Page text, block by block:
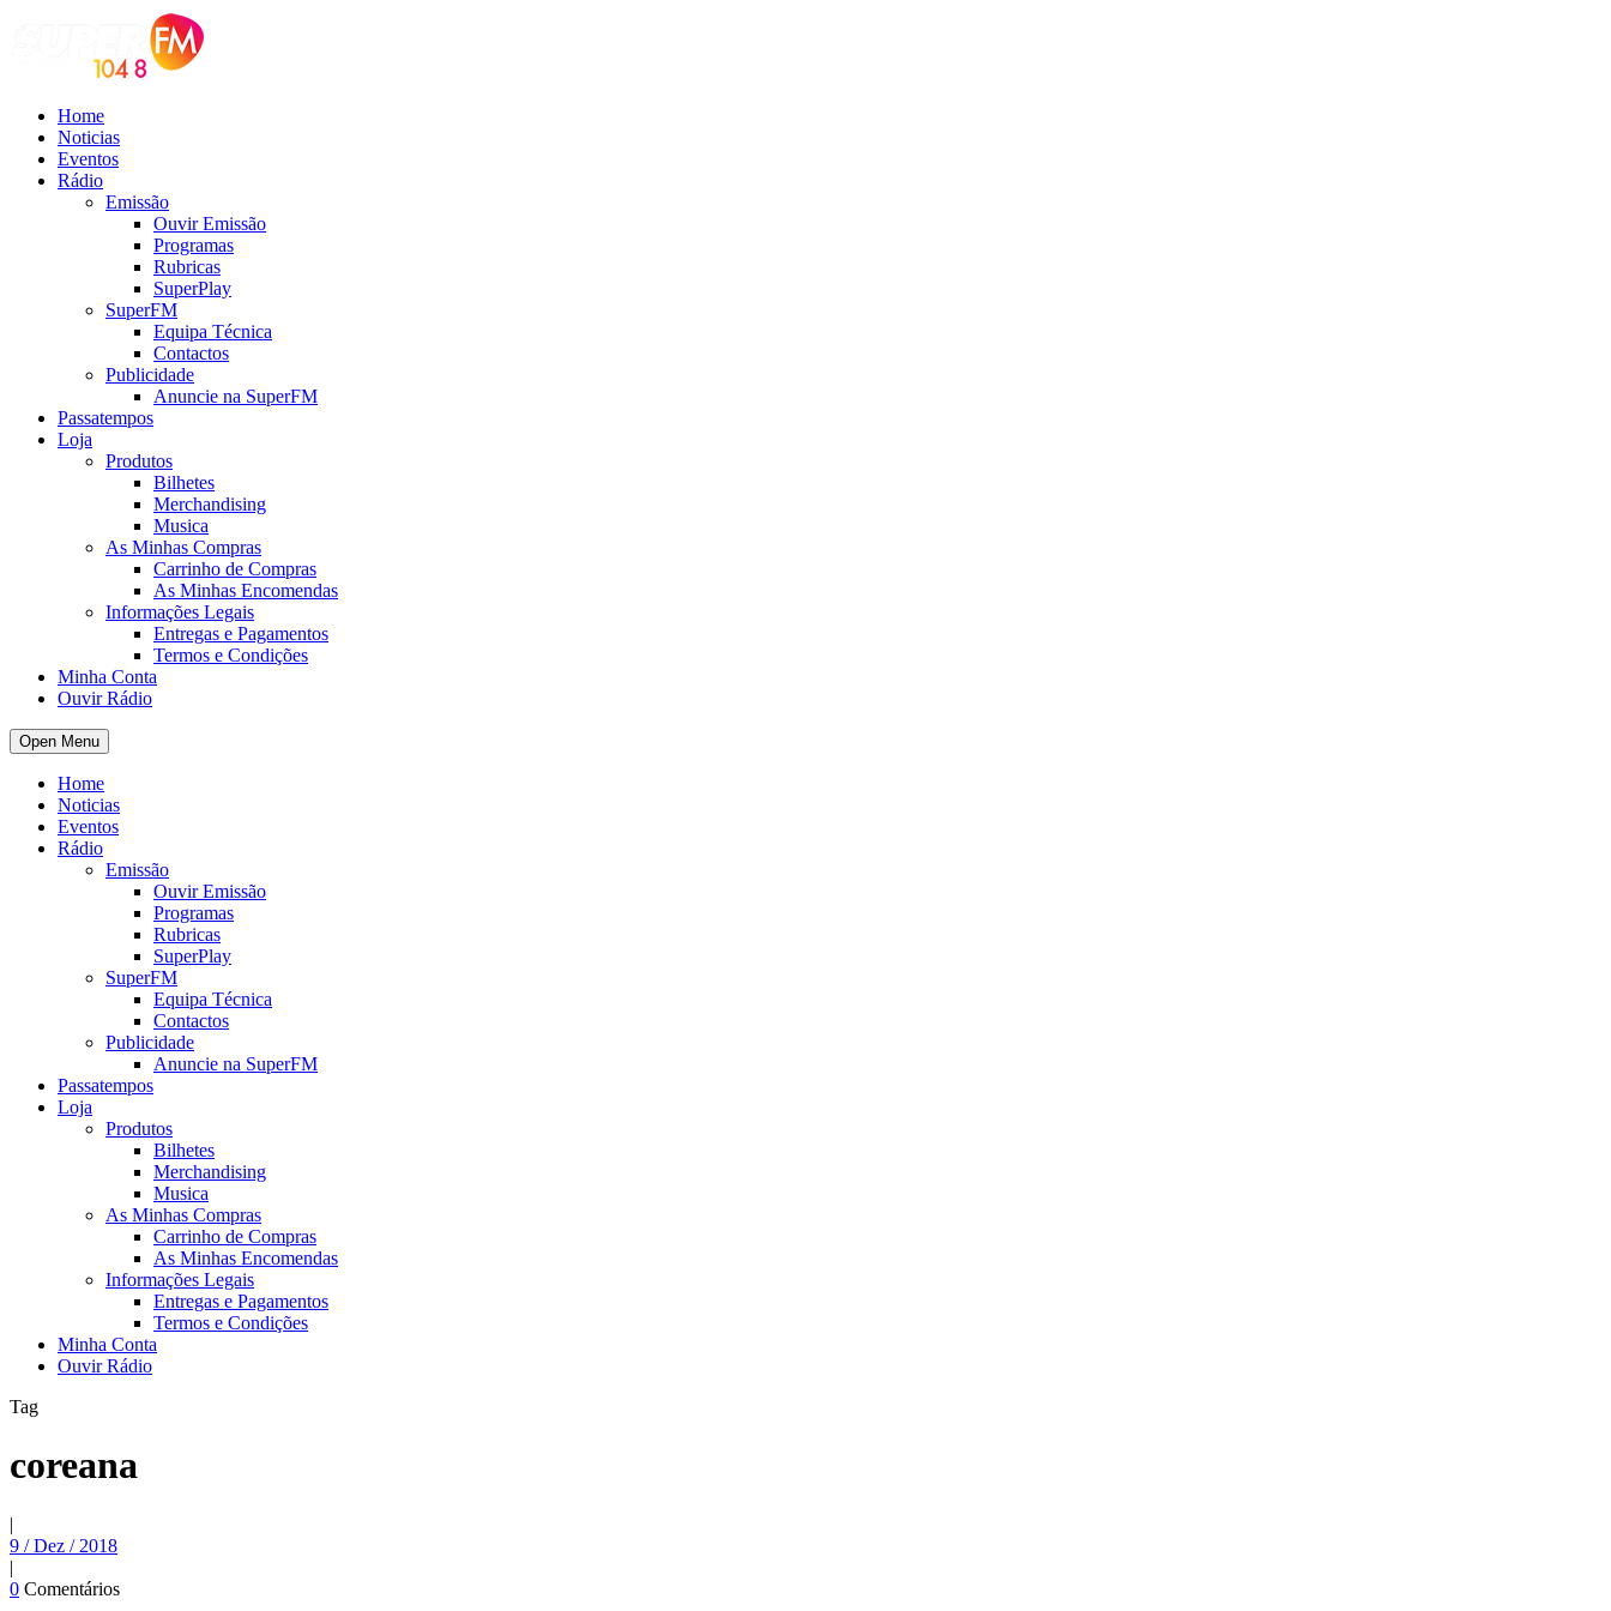
Home
Noticias
Eventos
Rádio
Emissão
Ouvir Emissão
Programas
Rubricas
SuperPlay
SuperFM
Equipa Técnica
Contactos
Publicidade
Anuncie na SuperFM
Passatempos
Loja
Produtos
Bilhetes
Merchandising
Musica
As Minhas Compras
Carrinho de Compras
As Minhas Encomendas
Informações Legais
Entregas e Pagamentos
Termos e Condições
Minha Conta
Ouvir Rádio
Open Menu
Home
Noticias
Eventos
Rádio
Emissão
Ouvir Emissão
Programas
Rubricas
SuperPlay
SuperFM
Equipa Técnica
Contactos
Publicidade
Anuncie na SuperFM
Passatempos
Loja
Produtos
Bilhetes
Merchandising
Musica
As Minhas Compras
Carrinho de Compras
As Minhas Encomendas
Informações Legais
Entregas e Pagamentos
Termos e Condições
Minha Conta
Ouvir Rádio
Tag
coreana
|
9 / Dez / 2018
|
0 Comentários